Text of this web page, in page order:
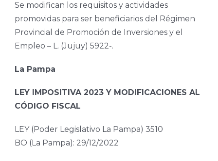
Se modifican los requisitos y actividades
promovidas para ser beneficiarios del Régimen
Provincial de Promoción de Inversiones y el
Empleo – L. (Jujuy) 5922-.
La Pampa
LEY IMPOSITIVA 2023 Y MODIFICACIONES AL
CÓDIGO FISCAL
LEY (Poder Legislativo La Pampa) 3510
BO (La Pampa): 29/12/2022